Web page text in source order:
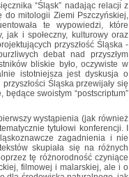
“Śląsk” nadając relacji z
do mitologii Ziemi Pszczyńskiej,
te wypowiedzi, które
jak i społeczny, kulturowy oraz
przyszłość Śląska -
debat nad przyszłym
bliskie było, oczywiste w
istotniejsza jest dyskusja o
Śląska przewijały się
swoistym “postscriptum”
wystąpienia (jak również
tytułowi konferencji. I
zagadnienia i nie
skupiała się na różnych
tę różnorodność czyniące
filmowej i malarskiej, ale i o